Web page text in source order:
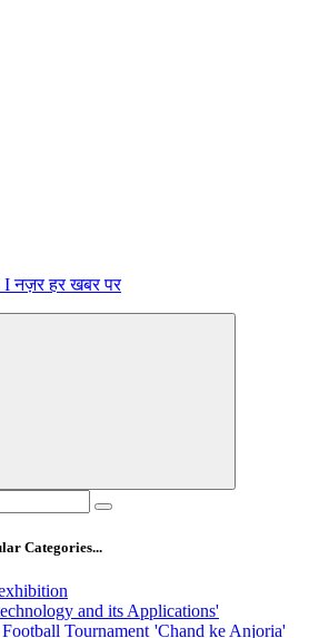
Categories...
and its Applications'
Tournament 'Chand ke Anjoria'